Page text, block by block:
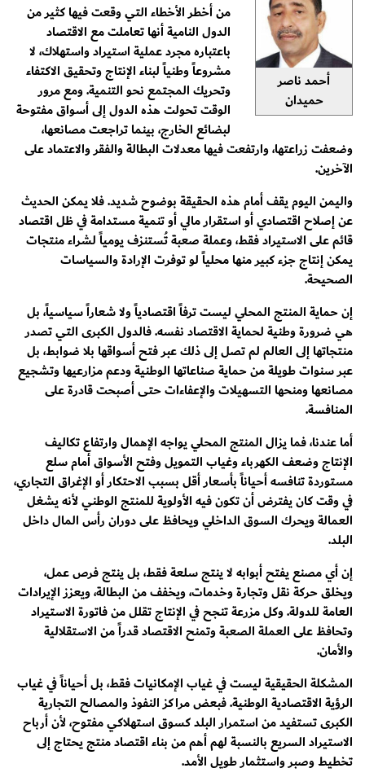
أحمد ناصر
حميدان
من أخطر الأخطاء التي وقعت فيها كثير من
الدول النامية أنها تعاملت مع الاقتصاد
باعتباره مجرد عملية استيراد واستهلاك، لا
مشروعاً وطنياً لبناء الإنتاج وتحقيق الاكتفاء
وتحريك المجتمع نحو التنمية. ومع مرور
الوقت تحولت هذه الدول إلى أسواق مفتوحة
لبضائع الخارج، بينما تراجعت مصانعها،
وضعفت زراعتها، وارتفعت فيها معدلات البطالة والفقر والاعتماد على
الآخرين.
واليمن اليوم يقف أمام هذه الحقيقة بوضوح شديد. فلا يمكن الحديث
عن إصلاح اقتصادي أو استقرار مالي أو تنمية مستدامة في ظل اقتصاد
قائم على الاستيراد فقط، وعملة صعبة تُستنزف يومياً لشراء منتجات
يمكن إنتاج جزء كبير منها محلياً لو توفرت الإرادة والسياسات
الصحيحة.
إن حماية المنتج المحلي ليست ترفاً اقتصادياً ولا شعاراً سياسياً، بل
هي ضرورة وطنية لحماية الاقتصاد نفسه. فالدول الكبرى التي تصدر
منتجاتها إلى العالم لم تصل إلى ذلك عبر فتح أسواقها بلا ضوابط، بل
عبر سنوات طويلة من حماية صناعاتها الوطنية ودعم مزارعيها وتشجيع
مصانعها ومنحها التسهيلات والإعفاءات حتى أصبحت قادرة على
المنافسة.
أما عندنا، فما يزال المنتج المحلي يواجه الإهمال وارتفاع تكاليف
الإنتاج وضعف الكهرباء وغياب التمويل وفتح الأسواق أمام سلع
مستوردة تنافسه أحياناً بأسعار أقل بسبب الاحتكار أو الإغراق التجاري،
في وقت كان يفترض أن تكون فيه الأولوية للمنتج الوطني لأنه يشغل
العمالة ويحرك السوق الداخلي ويحافظ على دوران رأس المال داخل
البلد.
إن أي مصنع يفتح أبوابه لا ينتج سلعة فقط، بل ينتج فرص عمل،
ويخلق حركة نقل وتجارة وخدمات، ويخفف من البطالة، ويعزز الإيرادات
العامة للدولة. وكل مزرعة تنجح في الإنتاج تقلل من فاتورة الاستيراد
وتحافظ على العملة الصعبة وتمنح الاقتصاد قدراً من الاستقلالية
والأمان.
المشكلة الحقيقية ليست في غياب الإمكانيات فقط، بل أحياناً في غياب
الرؤية الاقتصادية الوطنية. فبعض مراكز النفوذ والمصالح التجارية
الكبرى تستفيد من استمرار البلد كسوق استهلاكي مفتوح، لأن أرباح
الاستيراد السريع بالنسبة لهم أهم من بناء اقتصاد منتج يحتاج إلى
تخطيط وصبر واستثمار طويل الأمد.